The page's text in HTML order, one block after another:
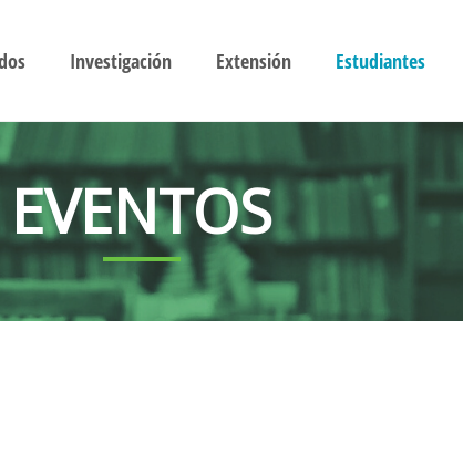
Investigación Extensión Estudiantes
EVENTOS